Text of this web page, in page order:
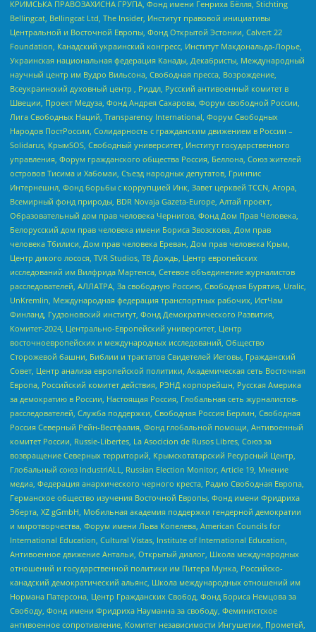
КРИМСЬКА ПРАВОЗАХИСНА ГРУПА, Фонд имени Генриха Бёлля, Stichting
Bellingcat, Bellingcat Ltd, The Insider, Институт правовой инициативы
Центральной и Восточной Европы, Фонд Открытой Эстонии, Calvert 22
Foundation, Канадский украинский конгресс, Институт Макдональда-Лорье,
Украинская национальная федерация Канады, Декабристы, Международный
научный центр им Вудро Вильсона, Свободная пресса, Возрождение,
Всеукраинский духовный центр , Риддл, Русский антивоенный комитет в
Швеции, Проект Медуза, Фонд Андрея Сахарова, Форум свободной России,
Лига Свободных Наций, Transparеncy International, Форум Свободных
Народов ПостРоссии, Солидарность с гражданским движением в России –
Solidarus, КрымSOS, Свободный университет, Институт государственного
управления, Форум гражданского общества Россия, Беллона, Союз жителей
островов Тисима и Хабомаи, Съезд народных депутатов, Гринпис
Интернешнл, Фонд борьбы с коррупцией Инк, Завет церквей TCCN, Агора,
Всемирный фонд природы, BDR Novaja Gazeta-Europe, Алтай проект,
Образовательный дом прав человека Чернигов, Фонд Дом Прав Человека,
Белорусский дом прав человека имени Бориса Звозскова, Дом прав
человека Тбилиси, Дом прав человека Ереван, Дом прав человека Крым,
Центр дикого лосося, TVR Studios, ТВ Дождь, Центр европейских
исследований им Вилфрида Мартенса, Сетевое объединение журналистов
расследователей, АЛЛАТРА, За свободную Россию, Свободная Бурятия, Uralic,
UnKremlin, Международная федерация транспортных рабочих, ИстЧам
Финланд, Гудзоновский институт, Фонд Демократического Развития,
Комитет-2024, Центрально-Европейский университет, Центр
восточноевропейских и международных исследований, Общество
Сторожевой башни, Библии и трактатов Свидетелей Иеговы, Гражданский
Совет, Центр анализа европейской политики, Академическая сеть Восточная
Европа, Российский комитет действия, РЭНД корпорейшн, Русская Америка
за демократию в России, Настоящая Россия, Глобальная сеть журналистов-
расследователей, Служба поддержки, Свободная Россия Берлин, Свободная
Россия Северный Рейн-Вестфалия, Фонд глобальной помощи, Антивоенный
комитет России, Russie-Libertes, La Asocicion de Rusos Libres, Союз за
возвращение Северных территорий, Крымскотатарский Ресурсный Центр,
Глобальный союз IndustriALL, Russian Election Monitor, Article 19, Мнение
медиа, Федерация анархического черного креста, Радио Свободная Европа,
Германское общество изучения Восточной Европы, Фонд имени Фридриха
Эберта, XZ gGmbH, Мобильная академия поддержки гендерной демократии
и миротворчества, Форум имени Льва Копелева, American Councils for
International Education, Cultural Vistas, Institute of International Education,
Антивоенное движение Антальи, Открытый диалог, Школа международных
отношений и государственной политики им Питера Мунка, Российско-
канадский демократический альянс, Школа международных отношений им
Нормана Патерсона, Центр Гражданских Свобод, Фонд Бориса Немцова за
Свободу, Фонд имени Фридриха Науманна за свободу, Феминистское
антивоенное сопротивление, Комитет независимости Ингушетии, Прометей,